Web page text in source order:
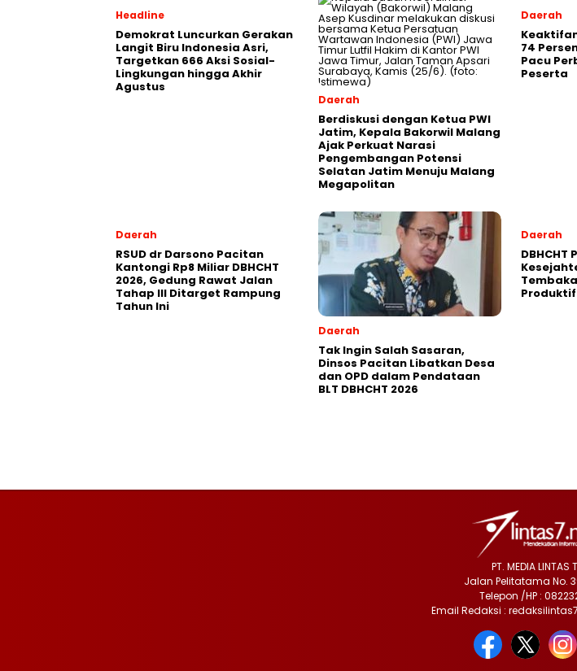
Headline
Demokrat Luncurkan Gerakan
Langit Biru Indonesia Asri,
Targetkan 666 Aksi Sosial-
Lingkungan hingga Akhir
Agustus
Daerah
Berdiskusi dengan Ketua PWI
Jatim, Kepala Bakorwil Malang
Ajak Perkuat Narasi
Pengembangan Potensi
Selatan Jatim Menuju Malang
Megapolitan
Daerah
74
Pacu
Peserta
Daerah
RSUD dr Darsono Pacitan
Kantongi Rp8 Miliar DBHCHT
2026, Gedung Rawat Jalan
Tahap III Ditarget Rampung
Tahun Ini
Daerah
Tak Ingin Salah Sasaran,
Dinsos Pacitan Libatkan Desa
dan OPD dalam Pendataan
BLT DBHCHT 2026
Daerah
Produktif
PT. MEDIA LINTAS
Jalan Pelitatama No.
Telepon /HP :
Email Redaksi :